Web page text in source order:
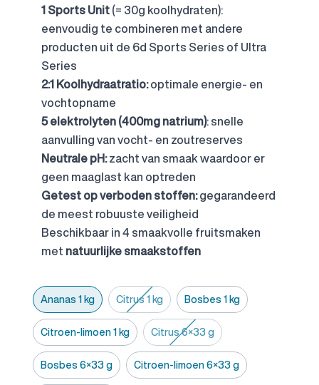
1 Sports Unit(= 30g koolhydraten):
eenvoudig te combineren met andere
producten uit de 6d Sports Series of Ultra
Series
2:1 Koolhydraatratio:optimale energie- en
vochtopname
5 elektrolyten (400mg natrium): snelle
aanvulling van vocht- en zoutreserves
Neutrale pH:zacht van smaak waardoor er
geen maaglast kan optreden
Getest op verboden stoffen:gegarandeerd
de meest robuuste veiligheid
Beschikbaar in 4 smaakvolle fruitsmaken
met natuurlijke smaakstoffen
Ananas 1 kg Citrus 1 kg Bosbes 1 kg
Citroen-limoen 1 kg Citrus 6×33 g
Bosbes 6×33 g Citroen-limoen 6×33 g